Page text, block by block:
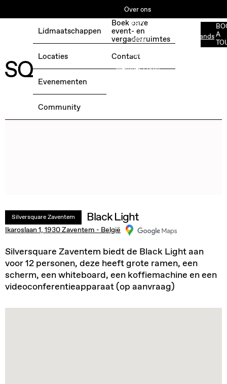
BOEK EEN GRATIS TESTDAG →
Over ons
ESG
Jobs
Media
Member Login
Nederlands
Lidmaatschappen
Locaties
Evenementen
Community
Boek onze
event- en
vergaderruimtes
Contact
A
Silversquare Zaventem Black Light
Ikaroslaan 1, 1930 Zaventem - België
Silversquare Zaventem biedt de Black Light aan
voor 12 personen, deze heeft grote ramen, een
scherm, een whiteboard, een koffiemachine en een
videoconferentieapparaat (op aanvraag)